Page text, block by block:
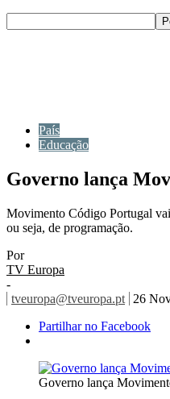
País
Educação
Governo lança
Movimento Código Portugal
ou seja, de programação.
Por
TV Europa
-
tveuropa@tveuropa.pt
26
Partilhar no Facebook
Governo lança